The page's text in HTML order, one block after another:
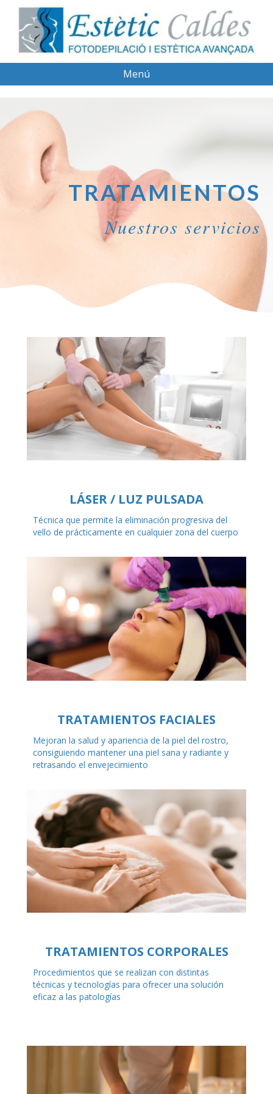
Menú
TRATAMIENTOS
Nuestros servicios
LÁSER / LUZ PULSADA
Técnica que permite la eliminación progresiva del
vello de prácticamente en cualquier zona del cuerpo
TRATAMIENTOS FACIALES
Mejoran la salud y apariencia de la piel del rostro,
consiguiendo mantener una piel sana y radiante y
retrasando el envejecimiento
TRATAMIENTOS CORPORALES
Procedimientos que se realizan con distintas
técnicas y tecnologías para ofrecer una solución
eficaz a las patologías